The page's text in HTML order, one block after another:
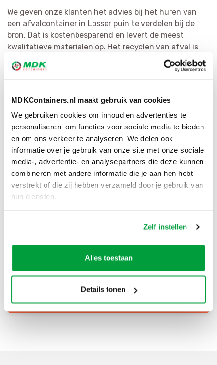
MDKContainers.nl maakt gebruik van cookies
We gebruiken cookies om inhoud en advertenties te
personaliseren, om functies voor sociale media te bieden
en om ons verkeer te analyseren. We delen ook
informatie over je gebruik van onze site met onze sociale
media-, advertentie- en analysepartners die deze kunnen
combineren met andere informatie die je aan hen hebt
verstrekt of die zij hebben verzameld door je gebruik van
hun diensten.
Zelf instellen
Alles toestaan
Details tonen
We geven onze klanten het advies bij het huren van
een afvalcontainer in Losser puin te verdelen bij de
bron. Dat is kostenbesparend en levert de meest
kwalitatieve materialen op. Het recyclen van afval is
voor MDK Containers erg belangrijk. We verdelen vuilnis
zo doeltreffend mogelijk en bewerken het tot
de juiste bestemming.
Goede kwaliteit
Snelle klantenservice
CONTAINER HUREN